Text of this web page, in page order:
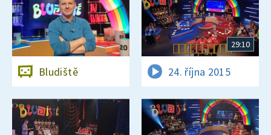
Bludiště
29:10
24. října 2015